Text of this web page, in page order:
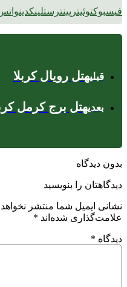
فیسبوکتوئیتر پینترستلینکدین
قبلیهتل رویال کربلا
بعدیهتل برج کرمل
بدون دیدگاه
دیدگاهتان را بنویسید
نشانی ایمیل شما منتشر
علامت‌گذاری شده‌اند *
دیدگاه *